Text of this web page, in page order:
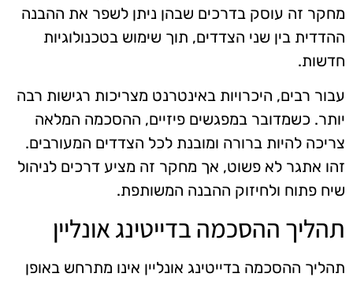
מחקר זה עוסק בדרכים שבהן ניתן לשפר את ההבנה
ההדדית בין שני הצדדים, תוך שימוש בטכנולוגיות
חדשות.
עבור רבים, היכרויות באינטרנט מצריכות רגישות רבה
יותר. כשמדובר במפגשים פיזיים, ההסכמה המלאה
צריכה להיות ברורה ומובנת לכל הצדדים המעורבים.
זהו אתגר לא פשוט, אך מחקר זה מציע דרכים לניהול
שיח פתוח ולחיזוק ההבנה המשותפת.
תהליך ההסכמה בדייטינג אונליין
תהליך ההסכמה בדייטינג אונליין אינו מתרחש באופן